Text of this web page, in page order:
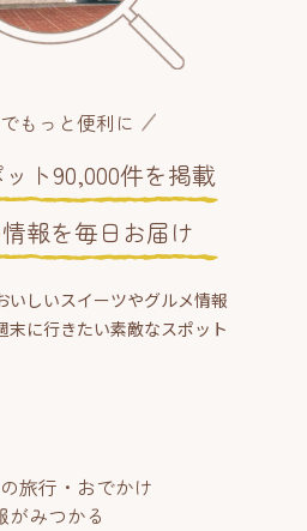
もっと便利に
ト90,000件を掲載
報を毎日お届け
いしいスイーツやグルメ情報
末に行きたい素敵なスポット
旅行・おでかけ
がみつかる